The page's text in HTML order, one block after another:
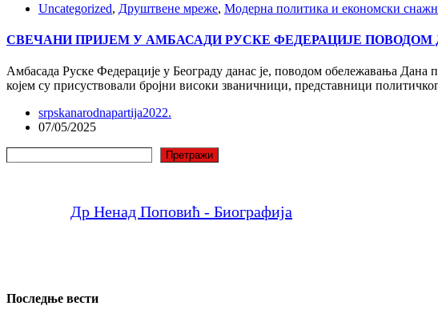
Uncategorized, Друштвене мреже, Модерна политика и економски
СВЕЧАНИ ПРИЈЕМ У АМБАСАДИ РУСКЕ ФЕДЕРАЦИЈЕ ПОВОДОМ
Амбасада Руске Федерације у Београду данас је, поводом обележавања
којем су присуствовали бројни високи званичници, представници
srpskanarodnapartija2022.
07/05/2025
Претражи
Др Ненад Поповић - Биографија
Последње вести